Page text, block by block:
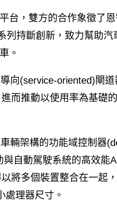
台，雙方的合作象徵了
列持斷創新，致力幫助汽
。
向(service-oriented)閘
而推動以使用率為基礎
輛架構的功能域控制器
自動駕駛系統的高效能
將多個裝置整合在一起
處理器尺寸。